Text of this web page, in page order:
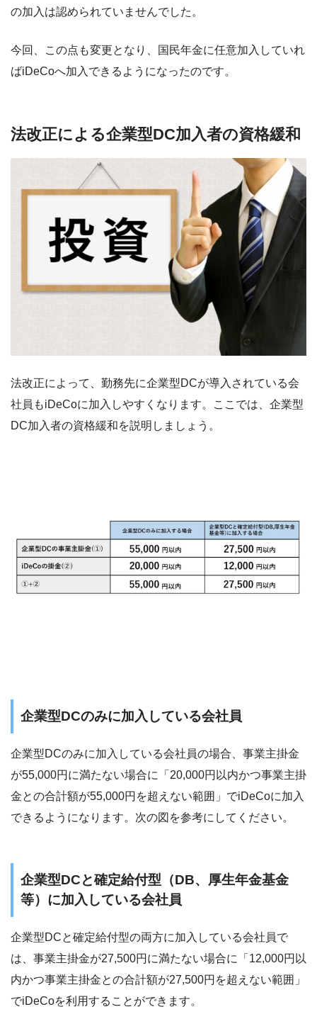
の加入は認められていませんでした。
今回、この点も変更となり、国民年金に任意加入していれ
ばiDeCoへ加入できるようになったのです。
法改正による企業型DC加入者の資格緩和
法改正によって、勤務先に企業型DCが導入されている会
社員もiDeCoに加入しやすくなります。ここでは、企業型
DC加入者の資格緩和を説明しましょう。
企業型DCのみに加入している会社員
企業型DCのみに加入している会社員の場合、事業主掛金
が55,000円に満たない場合に「20,000円以内かつ事業主掛
金との合計額が55,000円を超えない範囲」でiDeCoに加入
できるようになります。次の図を参考にしてください。
企業型DCと確定給付型（DB、厚生年金基金
等）に加入している会社員
企業型DCと確定給付型の両方に加入している会社員で
は、事業主掛金が27,500円に満たない場合に「12,000円以
内かつ事業主掛金との合計額が27,500円を超えない範囲」
でiDeCoを利用することができます。